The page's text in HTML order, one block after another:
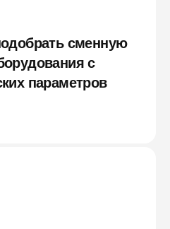
сменную
с
параметров